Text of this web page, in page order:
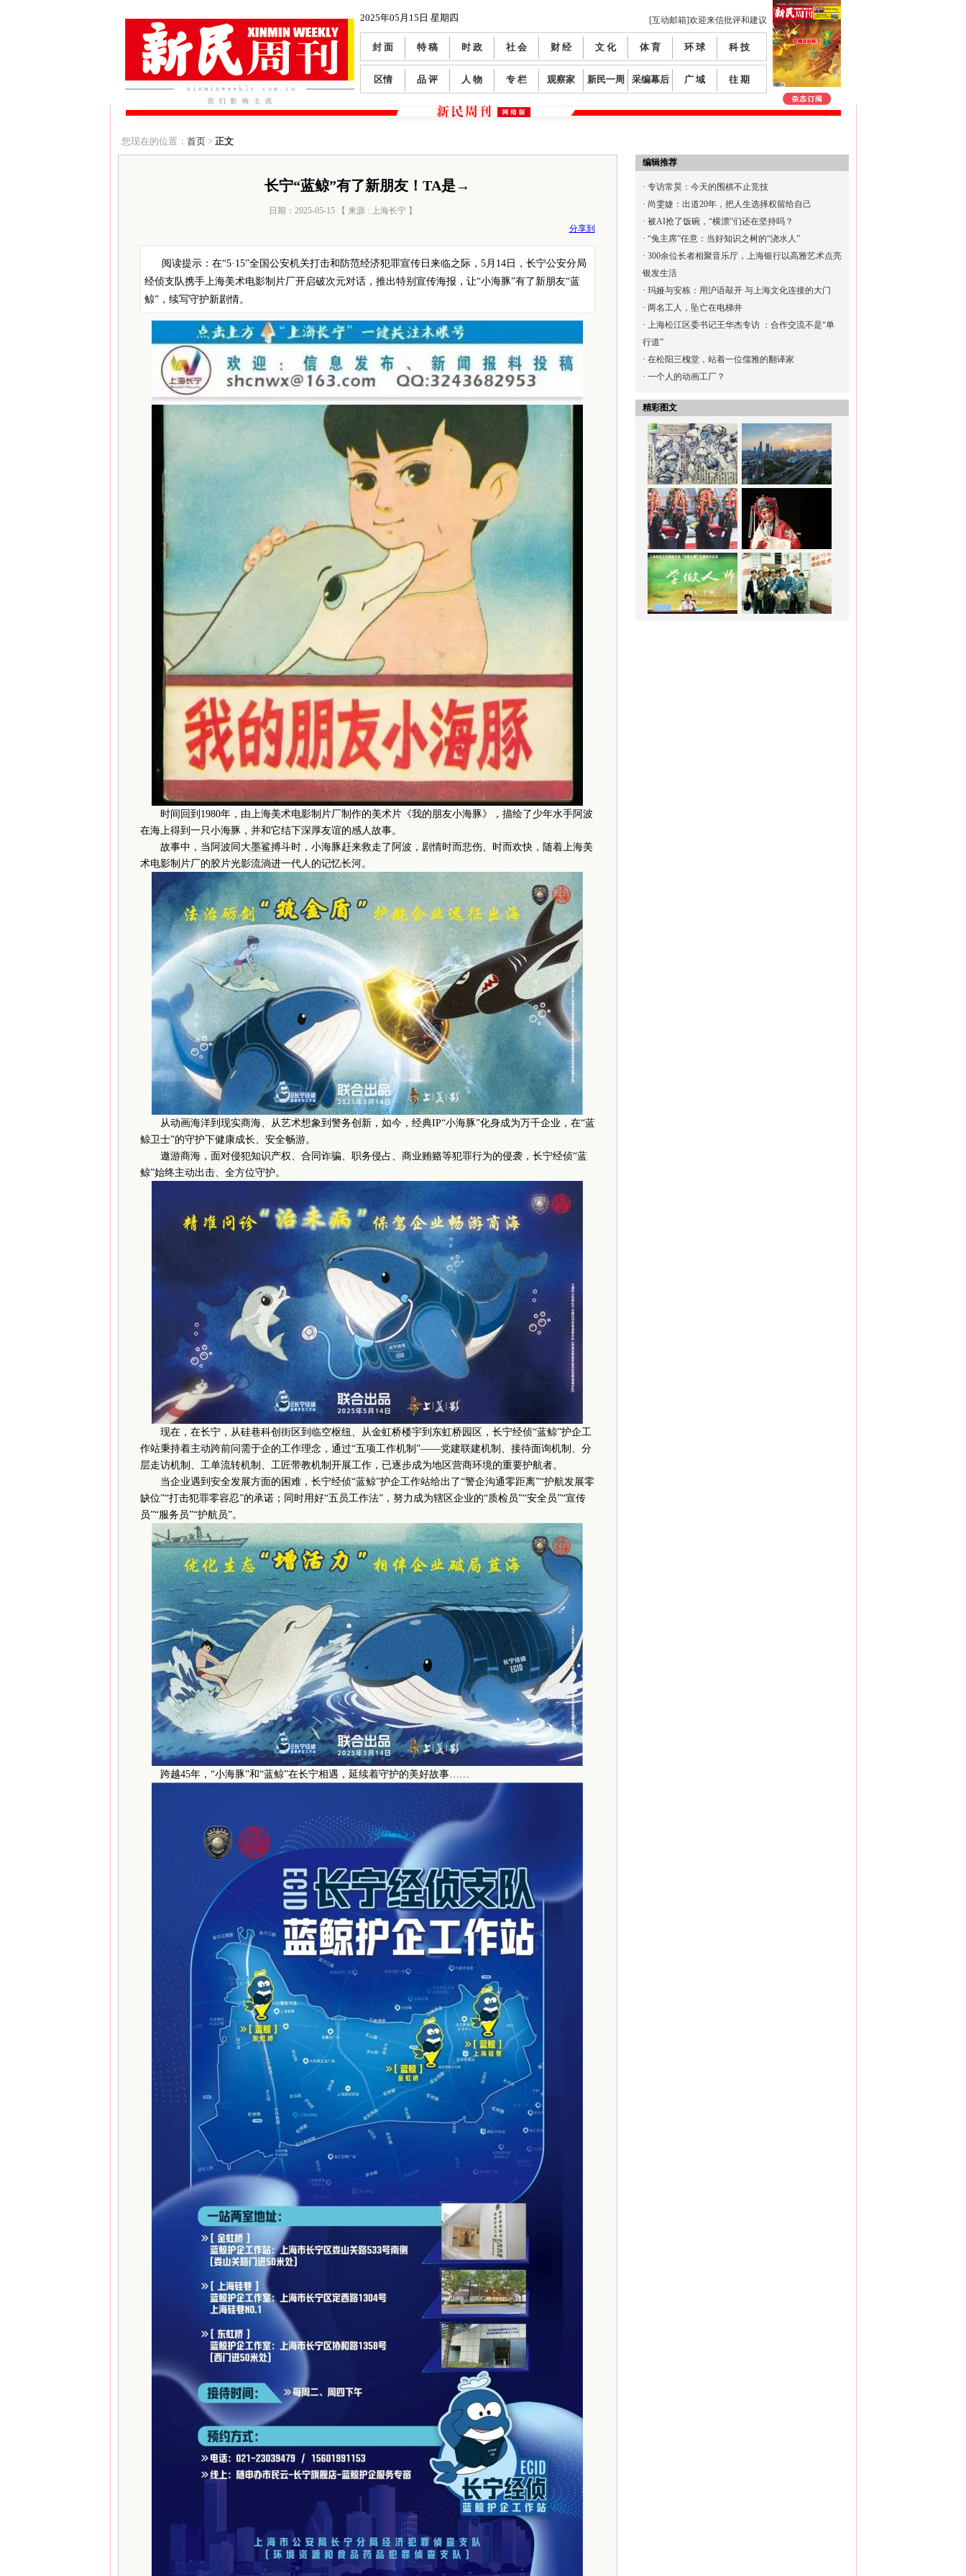
2025年05月15日 星期四 [互动邮箱]欢迎来信批评和建议
封 面 特 稿 时 政 社 会 财 经 文 化 体 育 环 球 科 技
区情 品 评 人 物 专 栏 观察家 新民一周 采编幕后 广 域 往 期
您现在的位置： 首页> 正文
长宁“蓝鲸”有了新朋友！TA是→
日期：2025-05-15 【 来源 : 上海长宁 】
分享到
阅读提示：在“5·15”全国公安机关打击和防范经济犯罪宣传日来临之际，5月14日，长宁公安分局
经侦支队携手上海美术电影制片厂开启破次元对话，推出特别宣传海报，让“小海豚”有了新朋友“蓝
鲸”，续写守护新剧情。
时间回到1980年，由上海美术电影制片厂制作的美术片《我的朋友小海豚》，描绘了少年水手阿波
在海上得到一只小海豚，并和它结下深厚友谊的感人故事。
故事中，当阿波同大墨鲨搏斗时，小海豚赶来救走了阿波，剧情时而悲伤、时而欢快，随着上海美
术电影制片厂的胶片光影流淌进一代人的记忆长河。
从动画海洋到现实商海、从艺术想象到警务创新，如今，经典IP“小海豚”化身成为万千企业，在“蓝
鲸卫士”的守护下健康成长、安全畅游。
遨游商海，面对侵犯知识产权、合同诈骗、职务侵占、商业贿赂等犯罪行为的侵袭，长宁经侦“蓝
鲸”始终主动出击、全方位守护。
现在，在长宁，从硅巷科创街区到临空枢纽、从金虹桥楼宇到东虹桥园区，长宁经侦“蓝鲸”护企工
作站秉持着主动跨前问需于企的工作理念，通过“五项工作机制”——党建联建机制、接待面询机制、分
层走访机制、工单流转机制、工匠带教机制开展工作，已逐步成为地区营商环境的重要护航者。
当企业遇到安全发展方面的困难，长宁经侦“蓝鲸”护企工作站给出了“警企沟通零距离”“护航发展零
缺位”“打击犯罪零容忍”的承诺；同时用好“五员工作法”，努力成为辖区企业的“质检员”“安全员”“宣传
员”“服务员”“护航员”。
跨越45年，“小海豚”和“蓝鲸”在长宁相遇，延续着守护的美好故事……
编辑推荐
· 专访常昊：今天的围棋不止竞技
· 尚雯婕：出道20年，把人生选择权留给自己
· 被AI抢了饭碗，“横漂”们还在坚持吗？
· “兔主席”任意：当好知识之树的“浇水人”
· 300余位长者相聚音乐厅，上海银行以高雅艺术点亮
银发生活
· 玛娅与安栋：用沪语敲开 与上海文化连接的大门
· 两名工人，坠亡在电梯井
· 上海松江区委书记王华杰专访 ：合作交流不是“单
行道”
· 在松阳三槐堂，站着一位儒雅的翻译家
· 一个人的动画工厂？
精彩图文